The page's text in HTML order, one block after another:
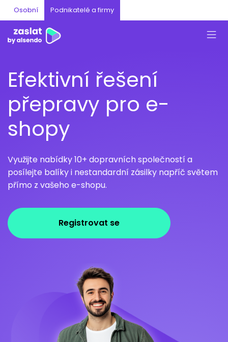
Osobní Podnikatelé a firmy
Efektivní řešení
přepravy pro e-
shopy
Využijte nabídky 10+ dopravních společností a
posílejte balíky i nestandardní zásilky napříč světem
přímo z vašeho e-shopu.
Registrovat se